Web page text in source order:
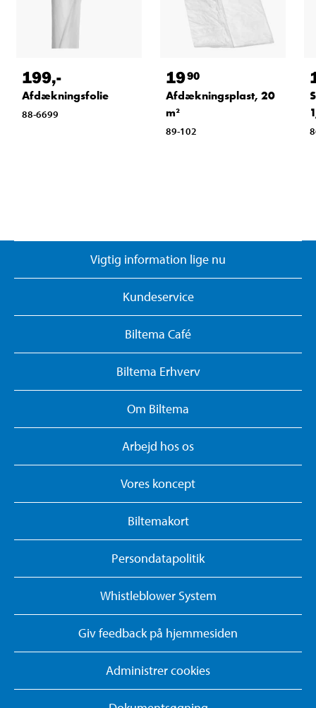
199,-
Afdækningsfolie
88-6699
1990
Afdækningsplast, 20
m²
89-102
Vigtig information lige nu
Kundeservice
Biltema Café
Biltema Erhverv
Om Biltema
Arbejd hos os
Vores koncept
Biltemakort
Persondatapolitik
Whistleblower System
Giv feedback på hjemmesiden
Administrer cookies